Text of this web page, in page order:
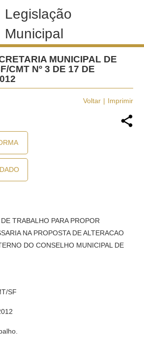
Legislação
Municipal
MUNICIPAL DE
CMT Nº 3 DE 17 DE
Voltar Imprimir
TRABALHO PARA PROPOR
NA PROPOSTA DE ALTERACAO
DO CONSELHO MUNICIPAL DE
SF